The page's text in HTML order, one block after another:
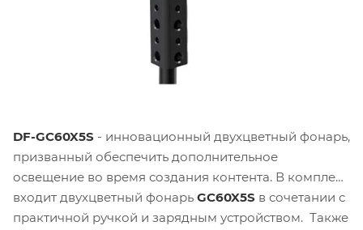
DF-GC60X5S - инновационный двухцветный фонарь,
призванный обеспечить дополнительное
освещение во время создания контента. В комплект
входит двухцветный фонарь GC60X5S в сочетании с
практичной ручкой и зарядным устройством. Также